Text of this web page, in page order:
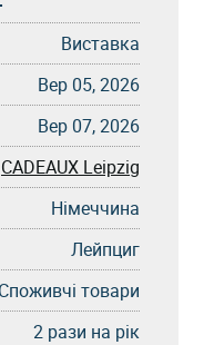
Виставка
Вер 05, 2026
Вер 07, 2026
CADEAUX Leipzig
Німеччина
Лейпциг
Споживчі товари
2 рази на рік